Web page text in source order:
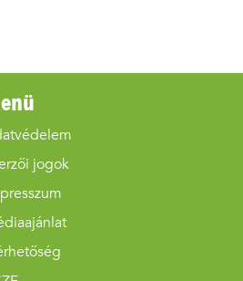
jogok